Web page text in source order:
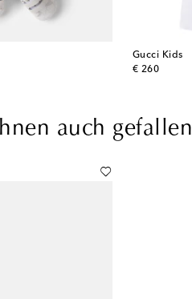
Gucci Kids
€ 260
original price
auch gefallen